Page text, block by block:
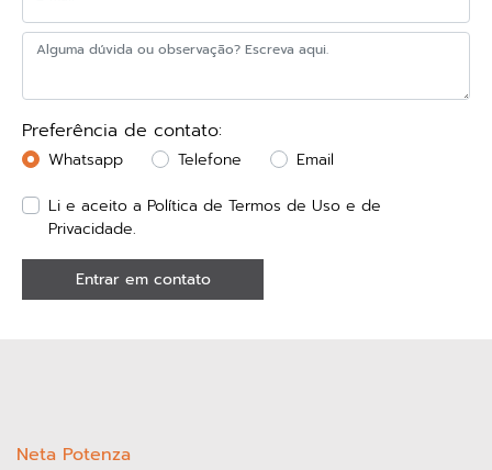
Preferência de contato:
Whatsapp Telefone
Email
Li e aceito a Política de Termos de Uso e de
Privacidade.
Entrar em contato
Neta Potenza